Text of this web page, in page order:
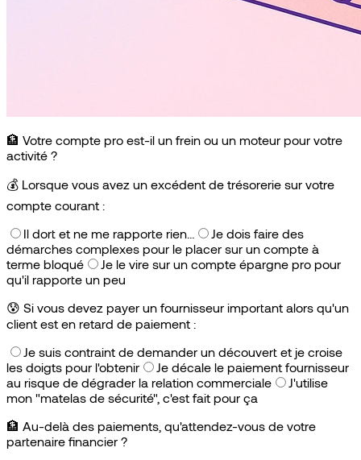
🏦 Votre compte pro est-il un frein ou un moteur pour votre
activité ?
💰 Lorsque vous avez un excédent de trésorerie sur votre
compte courant :
Il dort et ne me rapporte rien…
Je dois faire des
démarches complexes pour le placer sur un compte à
terme bloqué
Je le vire sur un compte épargne pro pour
qu'il rapporte un peu
😰 Si vous devez payer un fournisseur important alors qu'un
client est en retard de paiement :
Je suis contraint de demander un découvert et je croise
les doigts pour l'obtenir
Je décale le paiement fournisseur
au risque de dégrader la relation commerciale
J'utilise
mon "matelas de sécurité", c'est fait pour ça
🏦 Au-delà des paiements, qu'attendez-vous de votre
partenaire financier ?